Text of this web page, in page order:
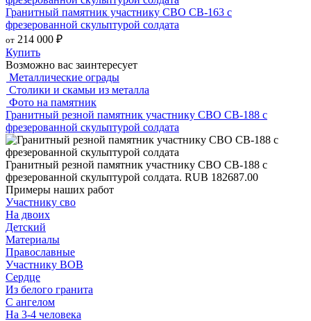
Гранитный памятник участнику СВО СВ-163 с
фрезерованной скульптурой солдата
от 214 000 ₽
Купить
Возможно вас заинтересует
Металлические ограды
Столики и скамьи из металла
Фото на памятник
Гранитный резной памятник участнику СВО СВ-188 с
фрезерованной скульптурой солдата
Гранитный резной памятник участнику СВО СВ-188 с
фрезерованной скульптурой солдата. RUB 182687.00
Примеры наших работ
Участнику сво
На двоих
Детский
Материалы
Православные
Участнику ВОВ
Сердце
Из белого гранита
С ангелом
На 3-4 человека